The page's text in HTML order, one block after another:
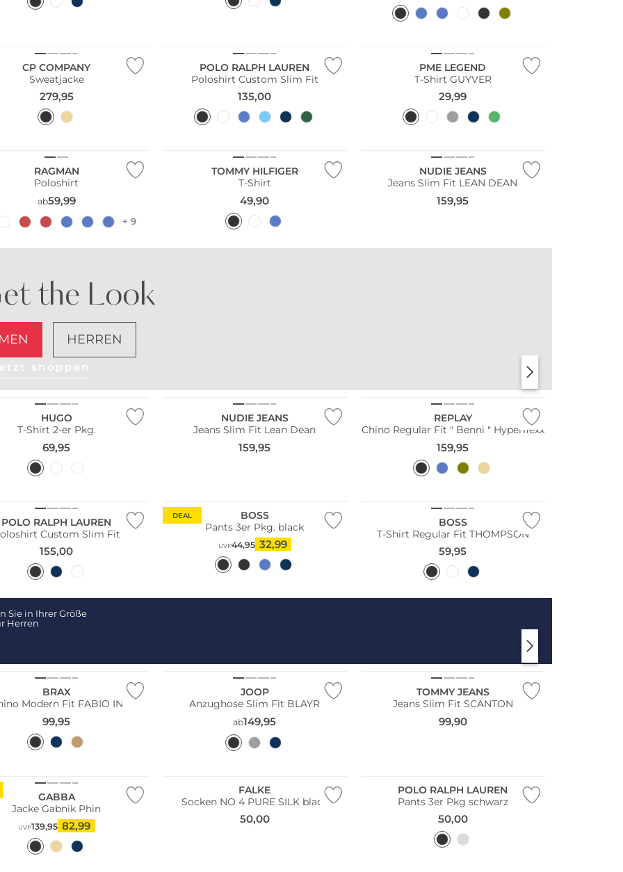
CP COMPANY
Sweatjacke
279,95
POLO RALPH LAUREN
Poloshirt Custom Slim Fit
135,00
PME LEGEND
T-Shirt GUYVER
29,99
RAGMAN
Poloshirt
ab59,99
+ 9
TOMMY HILFIGER
T-Shirt
49,90
NUDIE JEANS
Jeans Slim Fit LEAN DEAN
159,95
the Look
HERREN
shoppen
HUGO
T-Shirt 2-er Pkg.
69,95
NUDIE JEANS
Jeans Slim Fit Lean Dean
159,95
REPLAY
Chino Regular Fit " Benni " Hyperflexx
159,95
POLO RALPH LAUREN
Custom Slim Fit
155,00
DEAL
BOSS
Pants 3er Pkg. black
UVP44,95 32,99
BOSS
T-Shirt Regular Fit THOMPSON
59,95
Sie in Ihrer Größe
Herren
BRAX
Modern Fit FABIO IN
99,95
JOOP
Anzughose Slim Fit BLAYR
ab149,95
TOMMY JEANS
Jeans Slim Fit SCANTON
99,90
GABBA
Jacke Gabnik Phin
UVP139,95 82,99
FALKE
Socken NO 4 PURE SILK black
50,00
POLO RALPH LAUREN
Pants 3er Pkg schwarz
50,00